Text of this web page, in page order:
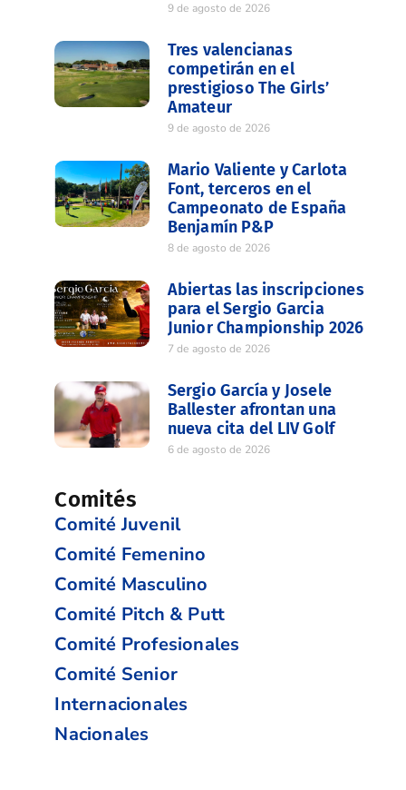
9 de agosto de 2026
Tres valencianas
competirán en el
prestigioso The Girls’
Amateur
9 de agosto de 2026
Mario Valiente y Carlota
Font, terceros en el
Campeonato de España
Benjamín P&P
8 de agosto de 2026
Abiertas las inscripciones
para el Sergio Garcia
Junior Championship 2026
7 de agosto de 2026
Sergio García y Josele
Ballester afrontan una
nueva cita del LIV Golf
6 de agosto de 2026
Comités
Comité Juvenil
Comité Femenino
Comité Masculino
Comité Pitch & Putt
Comité Profesionales
Comité Senior
Internacionales
Nacionales